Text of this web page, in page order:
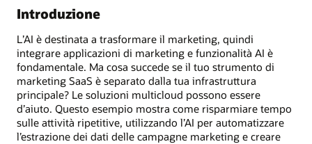
Introduzione
L’AI è destinata a trasformare il marketing, quindi
integrare applicazioni di marketing e funzionalità AI è
fondamentale. Ma cosa succede se il tuo strumento di
marketing SaaS è separato dalla tua infrastruttura
principale? Le soluzioni multicloud possono essere
d’aiuto. Questo esempio mostra come risparmiare tempo
sulle attività ripetitive, utilizzando l’AI per automatizzare
l’estrazione dei dati delle campagne marketing e creare